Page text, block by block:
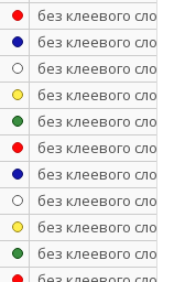
без клеевого слоя
без клеевого слоя
без клеевого слоя
без клеевого слоя
без клеевого слоя
без клеевого слоя
без клеевого слоя
без клеевого слоя
без клеевого слоя
без клеевого слоя